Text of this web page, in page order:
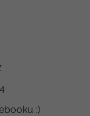
:)